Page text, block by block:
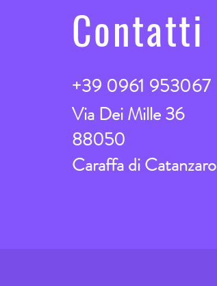
Contatti
+39 0961 953067
Via Dei Mille 36
88050
Caraffa di Catanzaro